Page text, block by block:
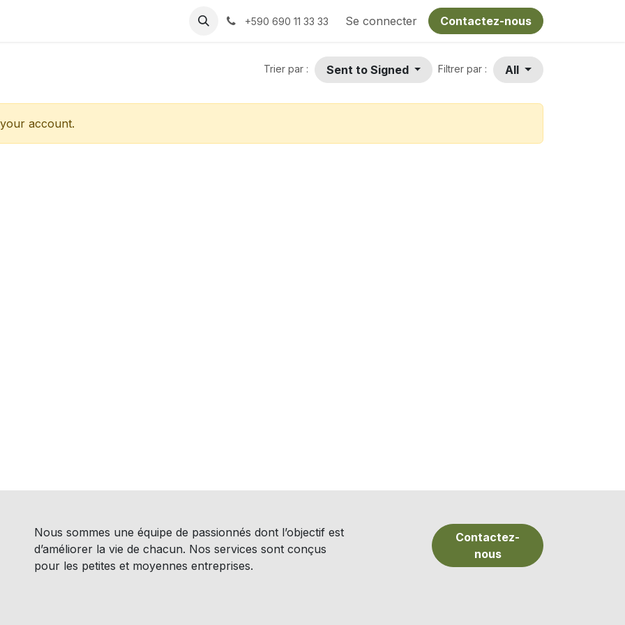
+590 690 11 33 33 Se connecter Contactez-nous
Trier par : Sent to Signed Filtrer par : All
account.
Nous sommes une équipe de passionnés dont l’objectif est
d’améliorer la vie de chacun. Nos services sont conçus
pour les petites et moyennes entreprises.
Contactez-
nous